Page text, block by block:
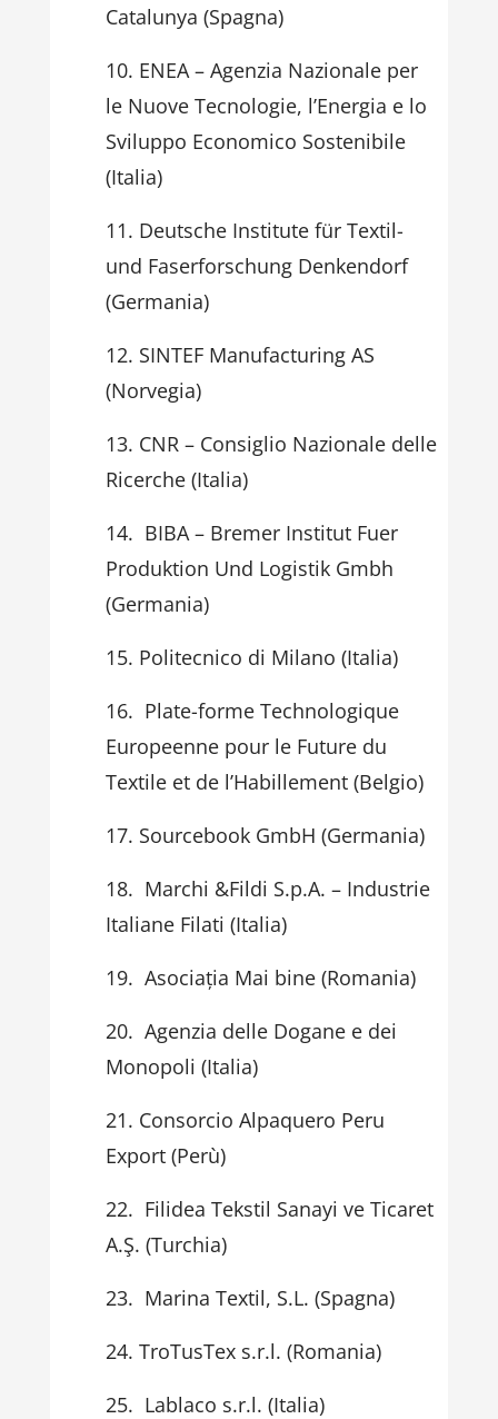
Catalunya (Spagna)
ENEA – Agenzia Nazionale per
le Nuove Tecnologie, l’Energia e lo
Sviluppo Economico Sostenibile
(Italia)
Deutsche Institute für Textil-
und Faserforschung Denkendorf
(Germania)
SINTEF Manufacturing AS
(Norvegia)
CNR – Consiglio Nazionale delle
Ricerche (Italia)
BIBA – Bremer Institut Fuer
Produktion Und Logistik Gmbh
(Germania)
Politecnico di Milano (Italia)
Plate-forme Technologique
Europeenne pour le Future du
Textile et de l’Habillement (Belgio)
Sourcebook GmbH (Germania)
Marchi &Fildi S.p.A. – Industrie
Italiane Filati (Italia)
Asociația Mai bine (Romania)
Agenzia delle Dogane e dei
Monopoli (Italia)
Consorcio Alpaquero Peru
Export (Perù)
Filidea Tekstil Sanayi ve Ticaret
A.Ş. (Turchia)
Marina Textil, S.L. (Spagna)
TroTusTex s.r.l. (Romania)
Lablaco s.r.l. (Italia)